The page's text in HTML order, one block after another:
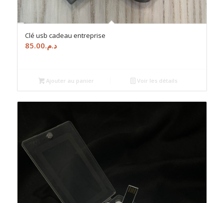
Clé usb cadeau entreprise
د.م.85.00
Ajouter au panier Voir les détails